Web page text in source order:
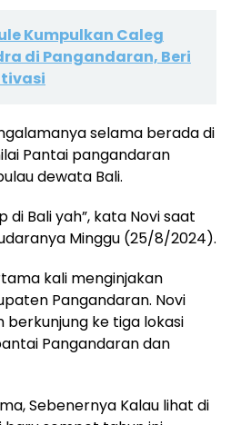
Kumpulkan Caleg
di Pangandaran, Beri
selama berada di
Pantai pangandaran
dewata Bali.
di Bali yah”, kata Novi saat
Minggu (25/8/2024).
kali menginjakan
Pangandaran. Novi
ke tiga lokasi
Pangandaran dan
Sebenernya Kalau lihat di